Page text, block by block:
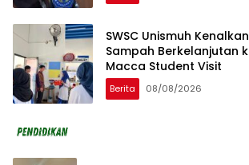
SWSC Unismuh
Sampah Berkelanjutan
Macca Student Visit
Berita 08/08/2026